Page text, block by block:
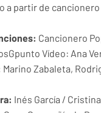
a partir de
Cancionero
Vídeo: Ana
Marino Zabaleta,
Inés García /